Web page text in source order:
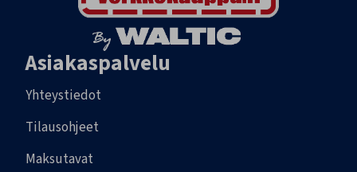
Asiakaspalvelu
Yhteystiedot
Tilausohjeet
Maksutavat